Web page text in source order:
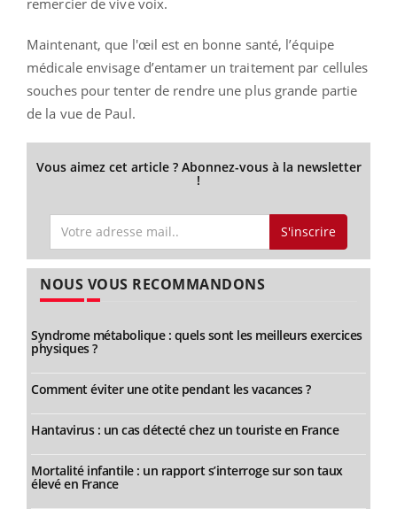
remercier de vive voix.
Maintenant, que l'œil est en bonne santé, l’équipe
médicale envisage d’entamer un traitement par cellules
souches pour tenter de rendre une plus grande partie
de la vue de Paul.
Vous aimez cet article ? Abonnez-vous à la newsletter
!
S'inscrire
NOUS VOUS RECOMMANDONS
Syndrome métabolique : quels sont les meilleurs exercices
physiques ?
Comment éviter une otite pendant les vacances ?
Hantavirus : un cas détecté chez un touriste en France
Mortalité infantile : un rapport s’interroge sur son taux
élevé en France